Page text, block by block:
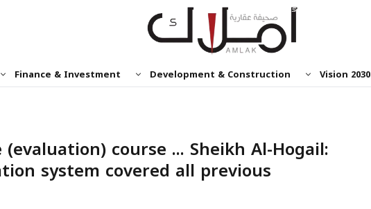
Finance & Investment Development & Construction Vision 2030
course ... Sheikh Al-Hogail:
system covered all previous